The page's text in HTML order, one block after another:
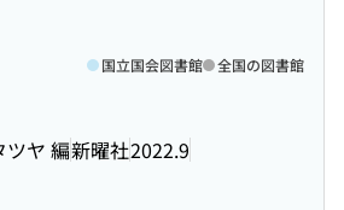
ツヤ 編新曜社2022.9
国立国会図書館 全国の図書館